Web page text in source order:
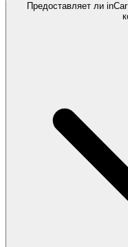
Предоставляет ли